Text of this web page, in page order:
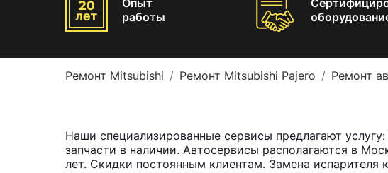
работы
Ремонт Mitsubishi Ремонт Mitsubishi Pajero Ремонт
Наши специализированные сервисы предлагают
запчасти в наличии. Автосервисы располагаются в
лет. Скидки постоянным клиентам. Замена